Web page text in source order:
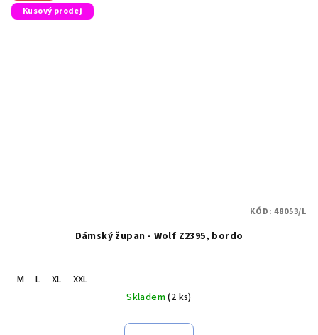
Kusový prodej
Dámský župan - Wolf Z2395, bordo
M L XL
XXL
Skladem(2 ks)
KÓD:48053/L